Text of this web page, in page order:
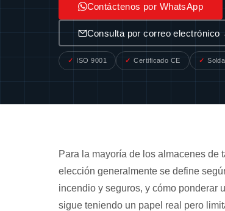
Contáctenos por WhatsApp
Consulta por correo electrónico
ISO 9001 Certificado CE
Para la mayoría de los almacenes de
elección generalmente se define
incendio y seguros, y cómo ponderar
sigue teniendo un papel real pero